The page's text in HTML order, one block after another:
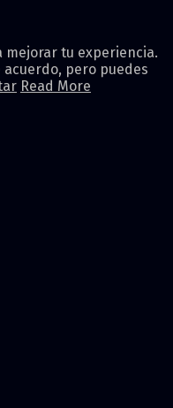
mejorar tu experiencia.
pero puedes
Read More